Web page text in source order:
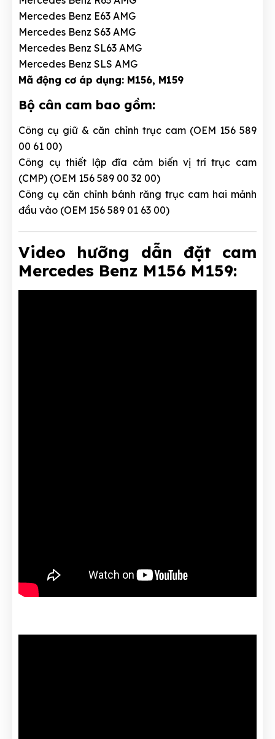
Mercedes Benz E63 AMG
Mercedes Benz S63 AMG
Mercedes Benz SL63 AMG
Mercedes Benz SLS AMG
Mã động cơ áp dụng: M156, M159
Bộ cân cam bao gồm:
Công cụ giữ & căn chỉnh trục cam (OEM 156 589
00 61 00)
Công cụ thiết lập đĩa cảm biến vị trí trục cam
(CMP) (OEM 156 589 00 32 00)
Công cụ căn chỉnh bánh răng trục cam hai mảnh
đầu vào (OEM 156 589 01 63 00)
Video hưỡng dẫn đặt cam
Mercedes Benz M156 M159: